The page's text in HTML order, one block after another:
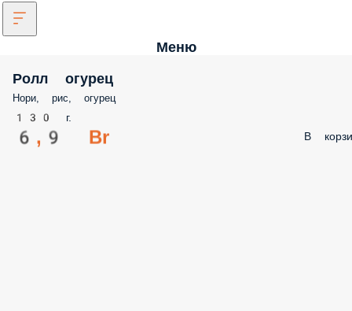
Меню
Ролл огурец
Нори, рис, огурец
130 г.
6,9 Br В